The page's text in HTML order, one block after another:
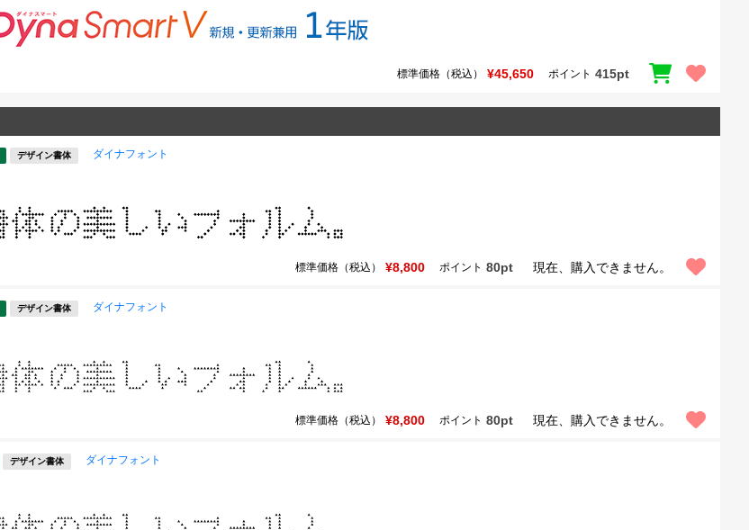
標準価格（税込） ¥45,650 ポイント 415pt
デザイン書体 ダイナフォント
標準価格（税込） ¥8,800 ポイント 80pt 現在、購入できません。
デザイン書体 ダイナフォント
標準価格（税込） ¥8,800 ポイント 80pt 現在、購入できません。
デザイン書体 ダイナフォント